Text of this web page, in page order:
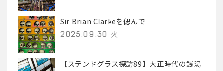
Sir Brian Clarkeを偲んで
2025.09.30 火
【ステンドグラス探訪89】大正時代の銭湯